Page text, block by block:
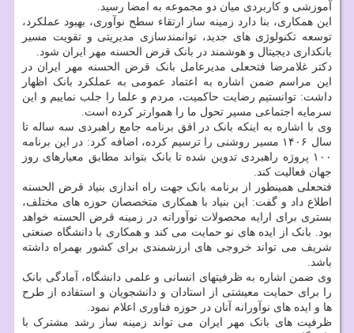
آموزشی و کاربردی میان دو مجموعه به امضا رسید.
این همکاری، بنا دارد زمینه ساز ارتقاء سطح نوآوری، بهبود عملکرد،
توسعه تکنولوژی های جدید، توانمندسازی مدیریتی و تقویت مسیر
بانکداری دیجیتال و هوشمند در بانک قرض الحسنه مهر ایران شود.
دکتر غلامرضا فتحعلی مدیرعامل بانک قرض الحسنه مهر ایران در
این مراسم ضمن اشاره به اعتماد عمومی به عملکرد بانک اظهار
داشت: توانستیم رضایت حاکمیت، مردم و علما را جلب نماییم و این
سرمایه اجتماعی مسیر تحول ما را هموارتر کرده است.
وی با اشاره به اینکه بانک در افق برنامه جامع راهبردی سه ساله تا
سال ۱۴۰۶ مسیر روشنی را ترسیم کرده، اضافه کرد: در این برنامه
۱۰۰ پروژه راهبردی تدوین شده تا بانک بتواند مطابق معیارهای روز
جهان فعالیت کند.
فتحعلی همینطور از برنامه بانک جهت راه اندازی بنیاد قرض الحسنه
اطلاع داد و گفت: این بنیاد با همکاری متخصصان حوزه های مختلف،
بستری برای ارایه محصولات نوآورانه در زمینه قرض الحسنه خواهد
بود. بانک از ایده های نو حمایت می کند و همکاری با دانشگاه صنعتی
شریف می تواند خروجی های ارزشمندی برای کشور بهمراه داشته
باشد.
وی ضمن اشاره به ظرفیتهای انسانی و علمی دانشگاه، آمادگی بانک
را برای حمایت معیشتی از استادان و دانشجویان و استفاده از طرح
ها و ایده های نوآورانه آنان در حوزه فناوری اعلام نمود.
ظرفیت های بانک مهر ایران می تواند زمینه ساز رشد مشترک با